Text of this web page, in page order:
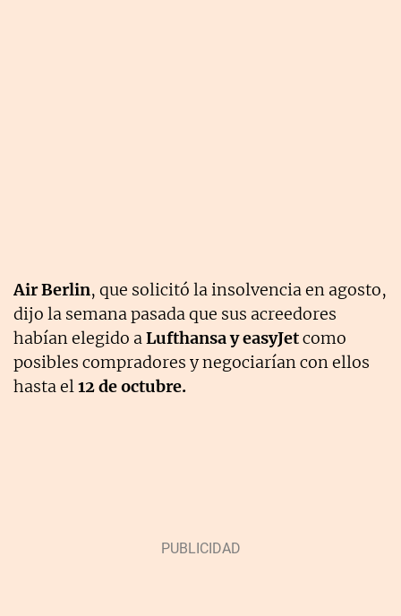
Air Berlin, que solicitó la insolvencia en agosto,
dijo la semana pasada que sus acreedores
habían elegido aLufthansa y easyJetcomo
posibles compradores y negociarían con ellos
hasta el12 de octubre.